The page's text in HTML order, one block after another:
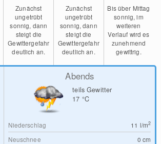
Zunächst
ungetrübt
sonnig, dann
steigt die
Gewittergefahr
deutlich an.
Zunächst
ungetrübt
sonnig, dann
steigt die
Gewittergefahr
deutlich an.
Bis über Mittag
sonnig, im
weiteren
Verlauf wird es
zunehmend
gewittrig.
Abends
teils Gewitter
17 °C
Niederschlag 11 l/m2
Neuschnee 0 cm